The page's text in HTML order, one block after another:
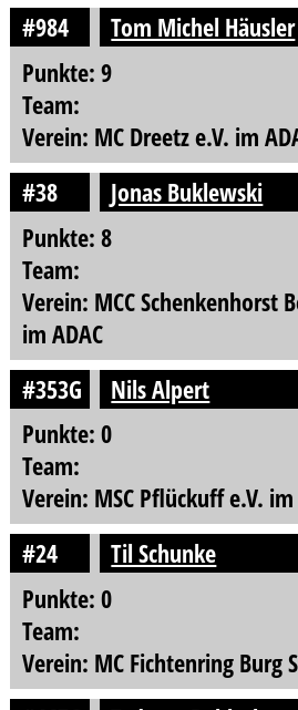
#984
Tom Michel Häusler
Punkte: 9
Team:
Verein: MC Dreetz e.V. im
#38
Jonas Buklewski
Punkte: 8
Team:
Verein: MCC Schenkenhorst
im ADAC
#353G
Nils Alpert
Punkte: 0
Team:
Verein: MSC Pflückuff e.V. im
#24
Til Schunke
Punkte: 0
Team:
Verein: MC Fichtenring Burg